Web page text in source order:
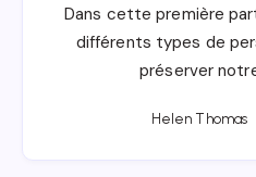
Dans cette première
différents types de
préserver
Helen Thomas